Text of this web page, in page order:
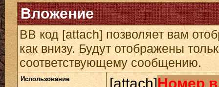
Вложение
BB код [attach] позволяет вам
как внизу. Будут отображены
соответствующему сообщению.
Использование [attach]Номер